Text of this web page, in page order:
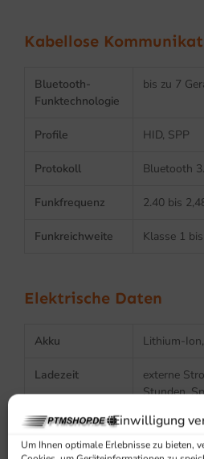
Einwilligung
Um Ihnen optimale Erlebnisse zu bieten,
Kabellose
Bluetooth-
Funktechnologie
bis zu 7
Profile HID, SPP
Protokoll Bluetooth
Funkfrequenz 2.40 bis
Funkreichweite Klasse 1
Elektrische Daten
Akku Lithium-
Ladezeit
externe
Stunden,
Lesungen pro
mehr als